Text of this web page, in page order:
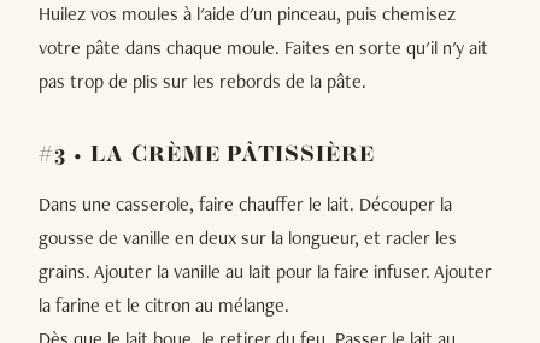
Huilez vos moules à l'aide d'un pinceau, puis chemisez
votre pâte dans chaque moule. Faites en sorte qu'il n'y ait
pas trop de plis sur les rebords de la pâte.
#3 • LA CRÈME PÂTISSIÈRE
Dans une casserole, faire chauffer le lait. Découper la
gousse de vanille en deux sur la longueur, et racler les
grains. Ajouter la vanille au lait pour la faire infuser. Ajouter
la farine et le citron au mélange.